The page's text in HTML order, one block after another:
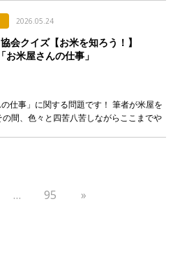
2026.05.24
会クイズ【お米を知ろう！】
お米屋さんの仕事」
仕事」に関する問題です！ 筆者が米屋を
間、色々と四苦八苦しながらここまでや
… 95 »